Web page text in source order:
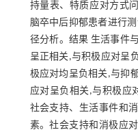
持量表、特质应对方式
脑卒中后抑郁患者进行
径分析。结果 生活事件
呈正相关,与积极应对呈
极应对均呈负相关,与抑
应对呈负相关,与积极应
社会支持、生活事件和
素。社会支持和消极应